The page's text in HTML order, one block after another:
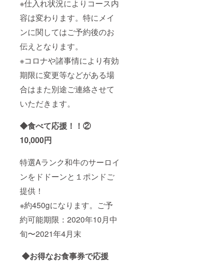
※仕入れ状況によりコース内
容は変わります。特にメイ
ンに関してはご予約後のお
伝えとなります。
※コロナや諸事情により有効
期限に変更等などがある場
合はまた別途ご連絡させて
いただきます。
◆食べて応援！！②
10,000円
特選Aランク和牛のサーロイ
ンをドドーンと１ポンドご
提供！
※約450gになります。ご予
約可能期限：2020年10月中
旬〜2021年4月末
◆お得なお食事券で応援